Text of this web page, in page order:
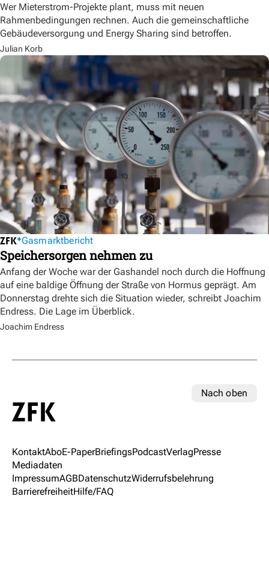
Wer Mieterstrom-Projekte plant, muss mit neuen
Rahmenbedingungen rechnen. Auch die gemeinschaftliche
Gebäudeversorgung und Energy Sharing sind betroffen.
Julian Korb
Gasmarktbericht
Speichersorgen nehmen zu
Anfang der Woche war der Gashandel noch durch die Hoffnung
auf eine baldige Öffnung der Straße von Hormus geprägt. Am
Donnerstag drehte sich die Situation wieder, schreibt Joachim
Endress. Die Lage im Überblick.
Joachim Endress
Nach oben
KontaktAboE-PaperBriefingsPodcastVerlagPresse
Mediadaten
ImpressumAGBDatenschutzWiderrufsbelehrung
BarrierefreiheitHilfe/FAQ